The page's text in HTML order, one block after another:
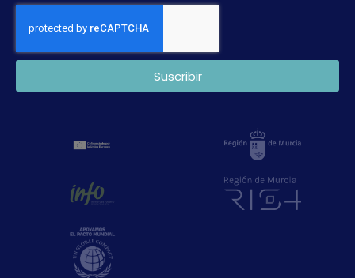
Suscribir